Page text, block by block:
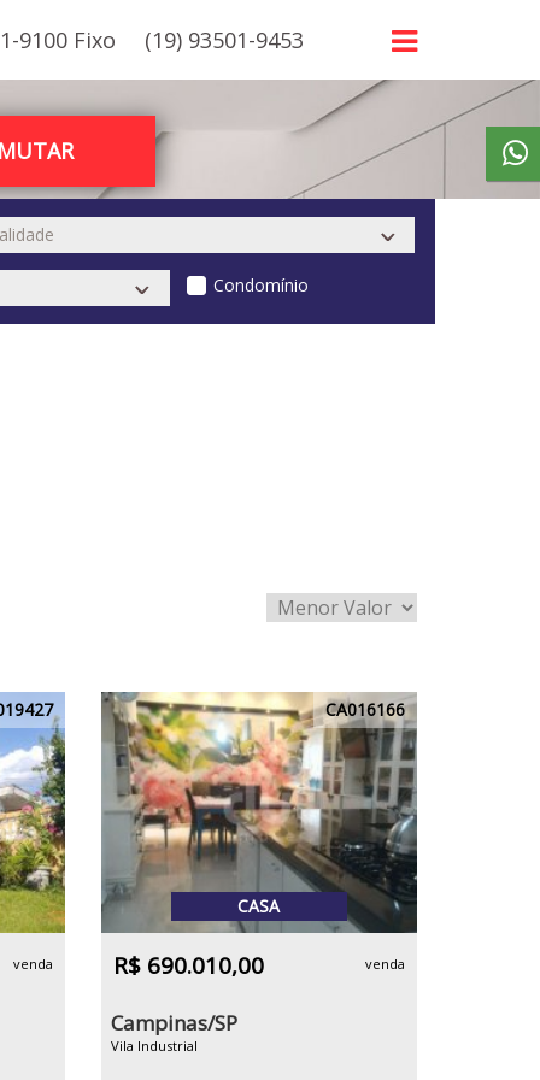
9100 Fixo (19) 93501-9453
Condomínio
venda
CA016166
CASA
R$ 690.010,00 venda
Campinas/SP
Vila Industrial